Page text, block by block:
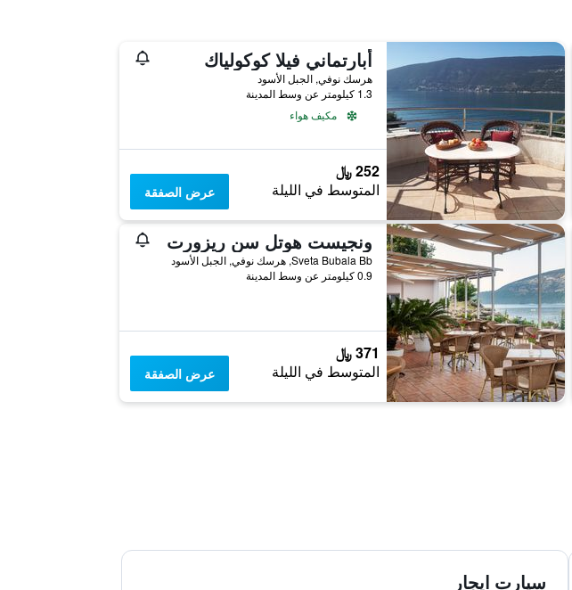
أبارتماني فيلا كوكولياك
هرسك نوفي, الجبل الأسود
1.3 كيلومتر عن وسط المدينة
مكيف هواء
252 ﷼
المتوسط في الليلة عرض الصفقة
ونجيست هوتل سن ريزورت
Sveta Bubala Bb, هرسك نوفي, الجبل الأسود
0.9 كيلومتر عن وسط المدينة
371 ﷼
المتوسط في الليلة عرض الصفقة
سيارت ايجار